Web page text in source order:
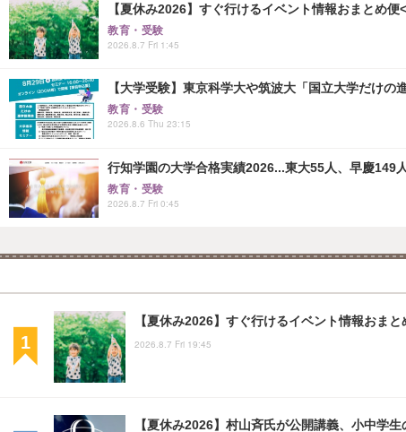
【夏休み2026】すぐ行けるイベント情報おまとめ便
教育・受験
2026.8.7 Fri 1:45
【大学受験】東京科学大や筑波大「国立大学だけの
教育・受験
2026.8.6 Thu 23:15
行知学園の大学合格実績2026...東大55人、早慶149人
教育・受験
2026.8.7 Fri 0:45
【夏休み2026】すぐ行けるイベント情報おま
2026.8.7 Fri 19:45
【夏休み2026】村山斉氏が公開講義、小中学